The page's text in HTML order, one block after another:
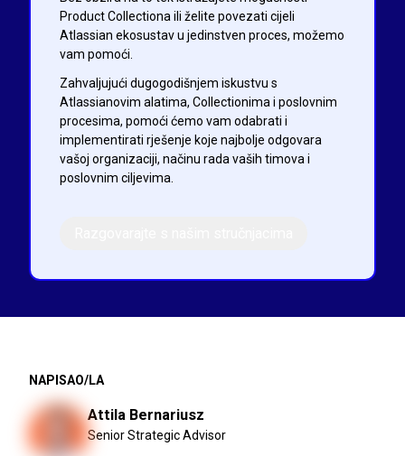
Product Collectiona ili želite povezati cijeli
Atlassian ekosustav u jedinstven proces, možemo
vam pomoći.
Zahvaljujući dugogodišnjem iskustvu s
Atlassianovim alatima, Collectionima i poslovnim
procesima, pomoći ćemo vam odabrati i
implementirati rješenje koje najbolje odgovara
vašoj organizaciji, načinu rada vaših timova i
poslovnim ciljevima.
NAPISAO/LA
Attila Bernariusz
Senior Strategic Advisor